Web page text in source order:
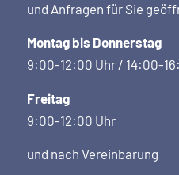
und Anfragen für Sie
Montag bis Donnerstag
9:00-12:00 Uhr / 14:00-
Freitag
9:00-12:00 Uhr
und nach Vereinbarung